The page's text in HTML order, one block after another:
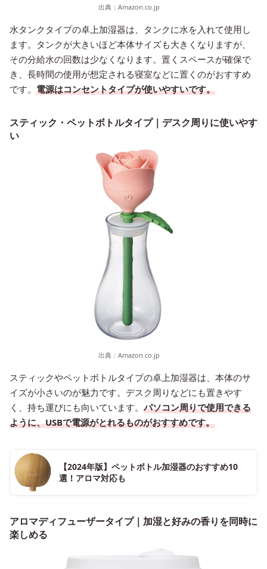
出典： Amazon.co.jp
水タンクタイプの卓上加湿器は、タンクに水を入れて使用し
ます。タンクが大きいほど本体サイズも大きくなりますが、
その分給水の回数は少なくなります。置くスペースが確保で
き、長時間の使用が想定される寝室などに置くのがおすすめ
です。 電源はコンセントタイプが使いやすいです。
スティック・ペットボトルタイプ｜デスク周りに使いやす
い
出典： Amazon.co.jp
スティックやペットボトルタイプの卓上加湿器は、本体のサ
イズが小さいのが魅力です。デスク周りなどにも置きやす
く、持ち運びにも向いています。 パソコン周りで使用できる
ように、USBで電源がとれるものがおすすめです。
【2024年版】ペットボトル加湿器のおすすめ10
選！アロマ対応も
アロマディフューザータイプ｜加湿と好みの香りを同時に
楽しめる